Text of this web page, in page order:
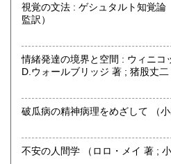
取り扱い分野
哲学宗教、社会科学、自然科学
人文書・美術書・専門書
視覚の文法 : ゲシュタルト知覚論 （G.カニッツァ 著 ; 野口薫
監訳）
情緒発達の境界と空間 : ウィニコット理論入
D.ウォールブリッジ 著 ; 猪股丈二
破瓜病の
不安の人間学 （ロロ・メイ